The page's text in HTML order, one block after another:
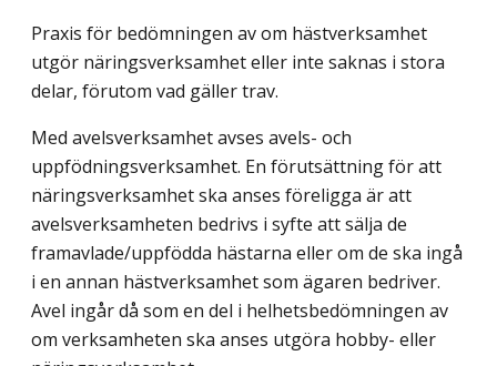
Praxis för bedömningen av om hästverksamhet
utgör näringsverksamhet eller inte saknas i stora
delar, förutom vad gäller trav.
Med avelsverksamhet avses avels- och
uppfödningsverksamhet. En förutsättning för att
näringsverksamhet ska anses föreligga är att
avelsverksamheten bedrivs i syfte att sälja de
framavlade/uppfödda hästarna eller om de ska ingå
i en annan hästverksamhet som ägaren bedriver.
Avel ingår då som en del i helhetsbedömningen av
om verk­samheten ska anses utgöra hobby- eller